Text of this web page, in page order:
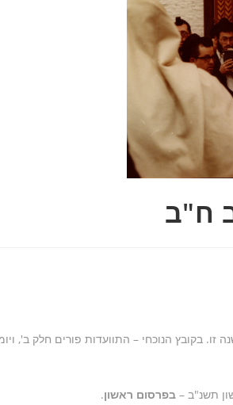
ח"ב
בקובץ הנוכחי – התוועדות פורים חלק ב',
תשנ"ב – בפרסום ראשון.